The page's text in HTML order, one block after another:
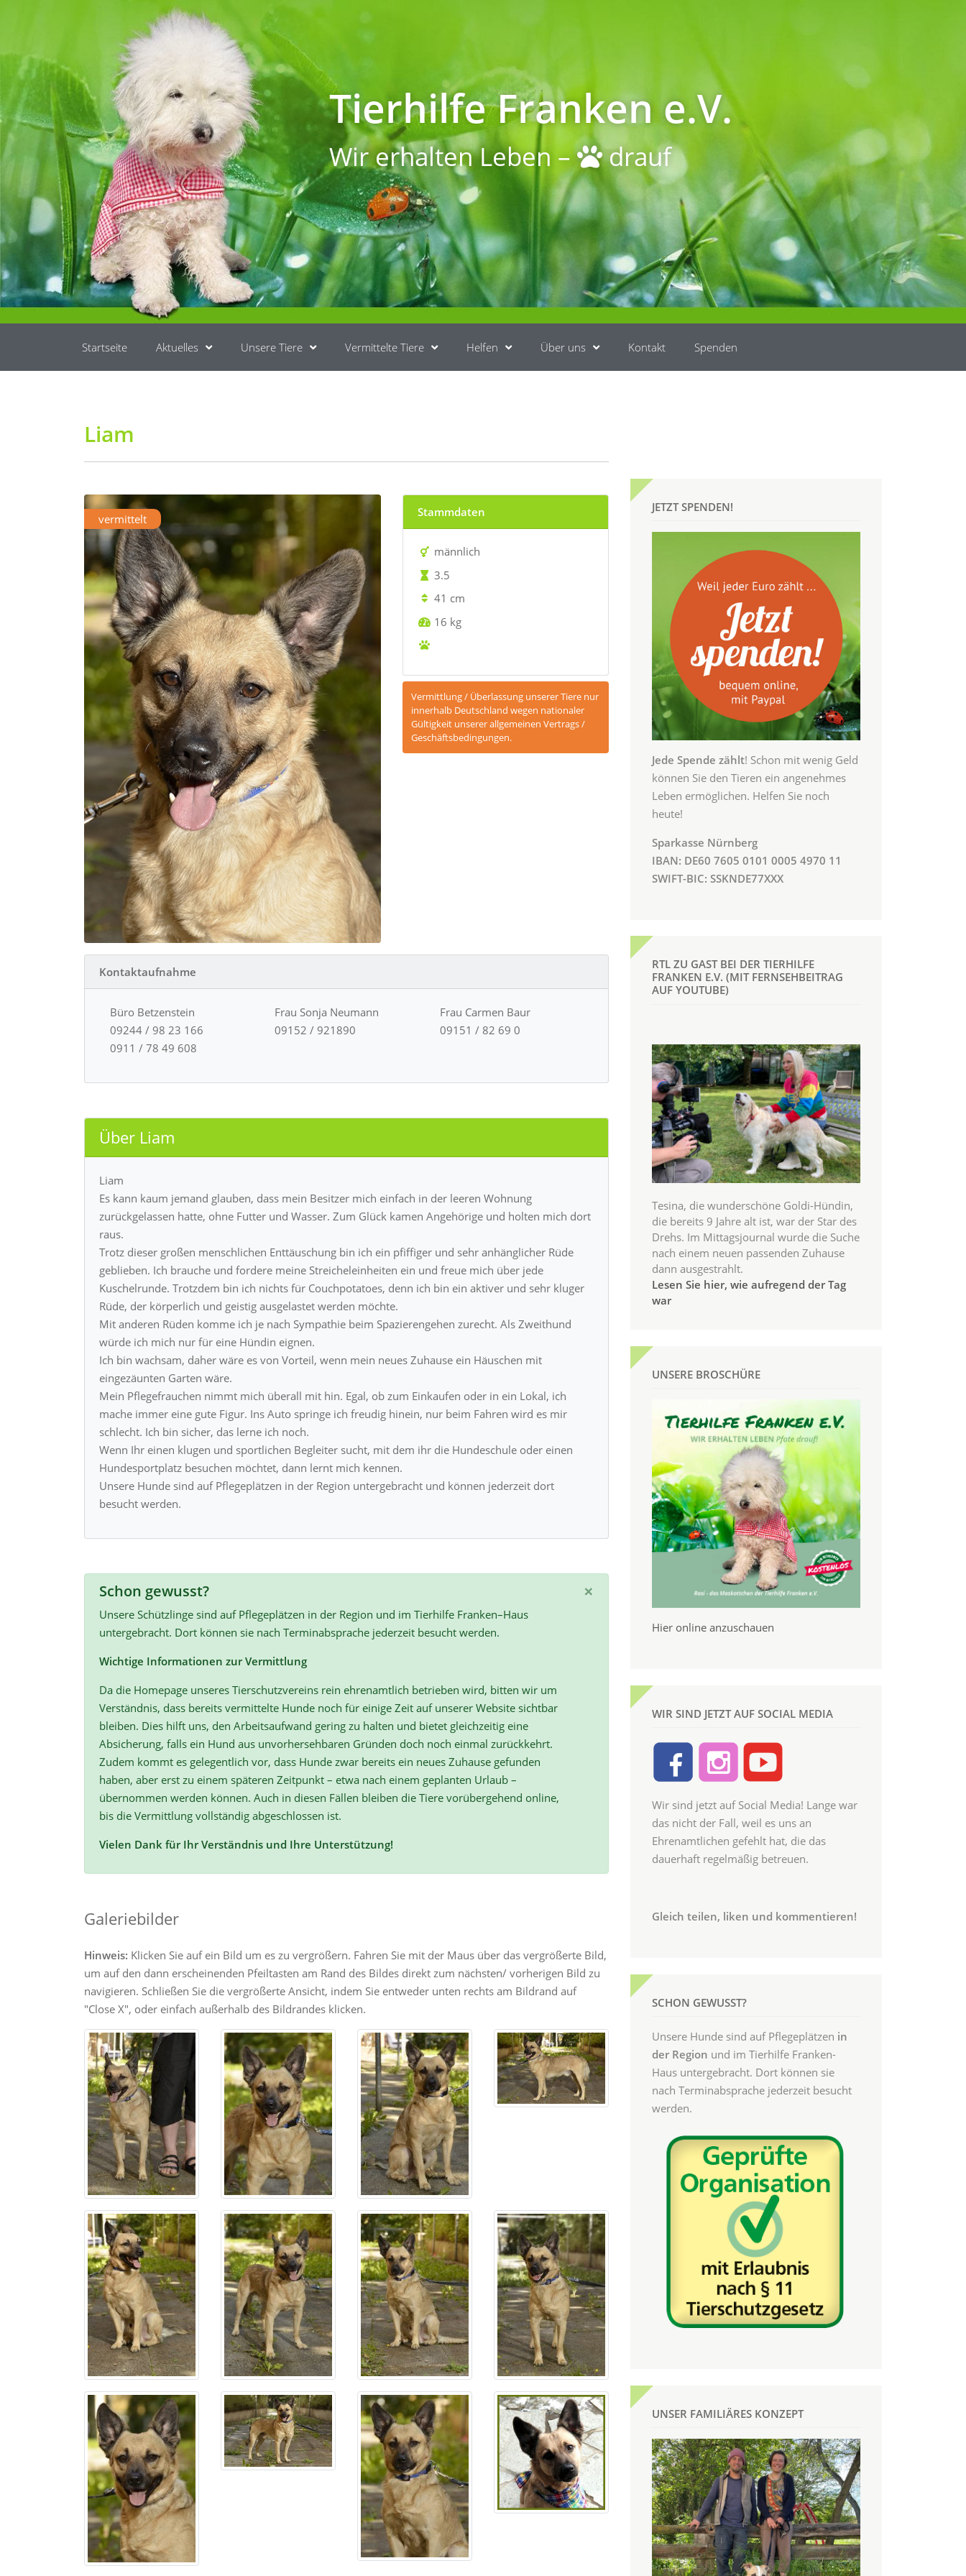
Tierhilfe Franken e.V.
Wir erhalten Leben – drauf
Startseite Aktuelles Unsere Tiere Vermittelte Tiere Helfen Über uns Kontakt Spenden
Liam
vermittelt Stammdaten
männlich
3.5
41 cm
16 kg
Vermittlung / Überlassung unserer Tiere nur
innerhalb Deutschland wegen nationaler
Gültigkeit unserer allgemeinen Vertrags /
Geschäftsbedingungen.
Kontaktaufnahme
Büro Betzenstein
09244 / 98 23 166
0911 / 78 49 608
Frau Sonja Neumann
09152 / 921890
Frau Carmen Baur
09151 / 82 69 0
Über Liam
Liam
Es kann kaum jemand glauben, dass mein Besitzer mich einfach in der leeren Wohnung
zurückgelassen hatte, ohne Futter und Wasser. Zum Glück kamen Angehörige und holten mich dort
raus.
Trotz dieser großen menschlichen Enttäuschung bin ich ein pfiffiger und sehr anhänglicher Rüde
geblieben. Ich brauche und fordere meine Streicheleinheiten ein und freue mich über jede
Kuschelrunde. Trotzdem bin ich nichts für Couchpotatoes, denn ich bin ein aktiver und sehr kluger
Rüde, der körperlich und geistig ausgelastet werden möchte.
Mit anderen Rüden komme ich je nach Sympathie beim Spazierengehen zurecht. Als Zweithund
würde ich mich nur für eine Hündin eignen.
Ich bin wachsam, daher wäre es von Vorteil, wenn mein neues Zuhause ein Häuschen mit
eingezäunten Garten wäre.
Mein Pflegefrauchen nimmt mich überall mit hin. Egal, ob zum Einkaufen oder in ein Lokal, ich
mache immer eine gute Figur. Ins Auto springe ich freudig hinein, nur beim Fahren wird es mir
schlecht. Ich bin sicher, das lerne ich noch.
Wenn Ihr einen klugen und sportlichen Begleiter sucht, mit dem ihr die Hundeschule oder einen
Hundesportplatz besuchen möchtet, dann lernt mich kennen.
Unsere Hunde sind auf Pflegeplätzen in der Region untergebracht und können jederzeit dort
besucht werden.
×
Schon gewusst?
Unsere Schützlinge sind auf Pflegeplätzen in der Region und im Tierhilfe Franken–Haus
untergebracht. Dort können sie nach Terminabsprache jederzeit besucht werden.
Wichtige Informationen zur Vermittlung
Da die Homepage unseres Tierschutzvereins rein ehrenamtlich betrieben wird, bitten wir um
Verständnis, dass bereits vermittelte Hunde noch für einige Zeit auf unserer Website sichtbar
bleiben. Dies hilft uns, den Arbeitsaufwand gering zu halten und bietet gleichzeitig eine
Absicherung, falls ein Hund aus unvorhersehbaren Gründen doch noch einmal zurückkehrt.
Zudem kommt es gelegentlich vor, dass Hunde zwar bereits ein neues Zuhause gefunden
haben, aber erst zu einem späteren Zeitpunkt – etwa nach einem geplanten Urlaub –
übernommen werden können. Auch in diesen Fällen bleiben die Tiere vorübergehend online,
bis die Vermittlung vollständig abgeschlossen ist.
Vielen Dank für Ihr Verständnis und Ihre Unterstützung!
Galeriebilder
Hinweis: Klicken Sie auf ein Bild um es zu vergrößern. Fahren Sie mit der Maus über das vergrößerte Bild,
um auf den dann erscheinenden Pfeiltasten am Rand des Bildes direkt zum nächsten/ vorherigen Bild zu
navigieren. Schließen Sie die vergrößerte Ansicht, indem Sie entweder unten rechts am Bildrand auf
"Close X", oder einfach außerhalb des Bildrandes klicken.
JETZT SPENDEN!
Jede Spende zählt! Schon mit wenig Geld
können Sie den Tieren ein angenehmes
Leben ermöglichen. Helfen Sie noch
heute!
Sparkasse Nürnberg
IBAN: DE60 7605 0101 0005 4970 11
SWIFT-BIC: SSKNDE77XXX
RTL ZU GAST BEI DER TIERHILFE
FRANKEN E.V. (MIT FERNSEHBEITRAG
AUF YOUTUBE)
Tesina, die wunderschöne Goldi-Hündin,
die bereits 9 Jahre alt ist, war der Star des
Drehs. Im Mittagsjournal wurde die Suche
nach einem neuen passenden Zuhause
dann ausgestrahlt.
Lesen Sie hier, wie aufregend der Tag
war
UNSERE BROSCHÜRE
Hier online anzuschauen
WIR SIND JETZT AUF SOCIAL MEDIA
Wir sind jetzt auf Social Media! Lange war
das nicht der Fall, weil es uns an
Ehrenamtlichen gefehlt hat, die das
dauerhaft regelmäßig betreuen.
Gleich teilen, liken und kommentieren!
SCHON GEWUSST?
Unsere Hunde sind auf Pflegeplätzen in
der Region und im Tierhilfe Franken-
Haus untergebracht. Dort können sie
nach Terminabsprache jederzeit besucht
werden.
UNSER FAMILIÄRES KONZEPT